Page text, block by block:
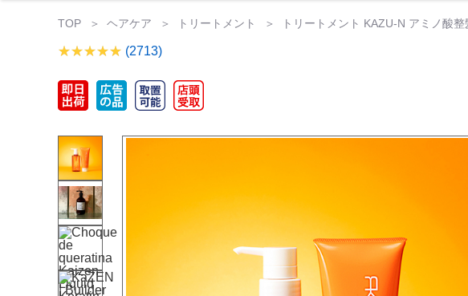
TOP ヘアケア トリートメント トリートメント KAZU-N アミノ酸
(2713)